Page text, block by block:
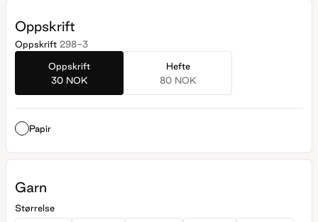
Oppskrift
Oppskrift 298-3
Oppskrift
30 NOK
Hefte
80 NOK
Papir
Garn
Størrelse